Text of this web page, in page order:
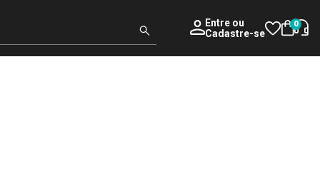
Entreou
Cadastre-se
0